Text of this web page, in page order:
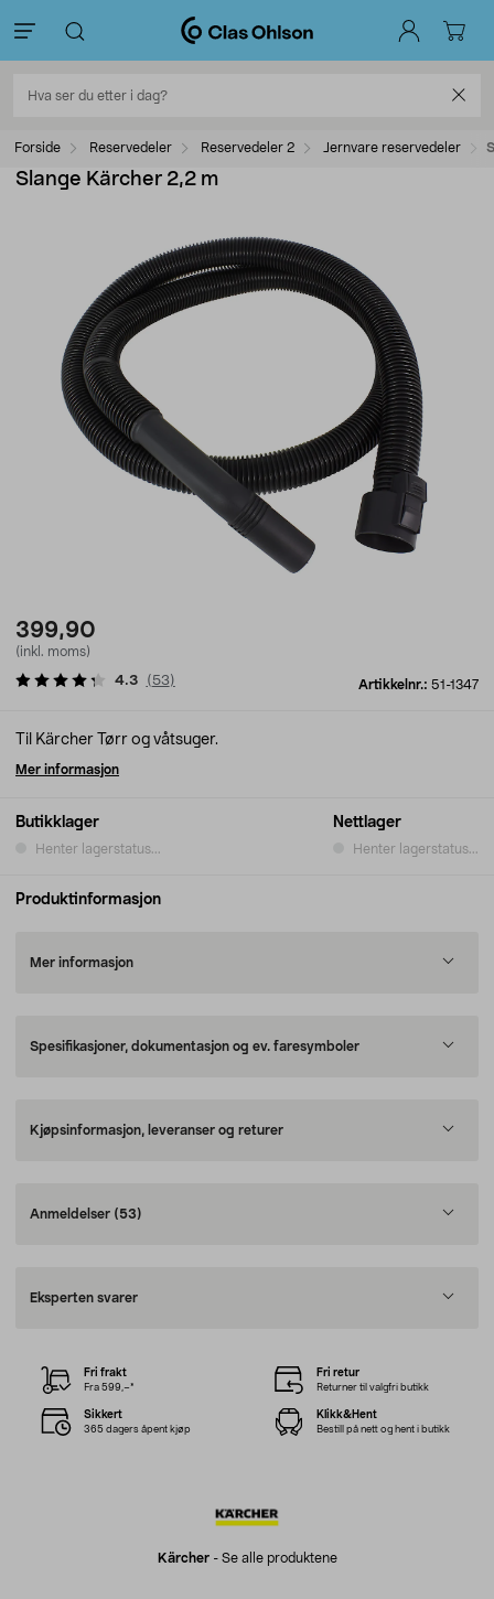
Forside Reservedeler Reservedeler 2 Jernvare reservedeler
Slange Kärcher 2,2 m
399,90
(inkl. moms)
Artikkelnr.: 51-1347
4.3 ( 53)
Butikklager
Henter lagerstatus...
Nettlager
Henter lagerstatus...
Til Kärcher Tørr og våtsuger.
Mer informasjon
Produktinformasjon
Mer informasjon
Spesifikasjoner, dokumentasjon og ev. faresymboler
Kjøpsinformasjon, leveranser og returer
Anmeldelser (53)
Eksperten svarer
Kärcher- Se alle produktene
Fri frakt
Fra 599,–*
Fri retur
Returner til valgfri butikk
Sikkert
365 dagers åpent kjøp
Klikk&Hent
Bestill på nett og hent i butikk